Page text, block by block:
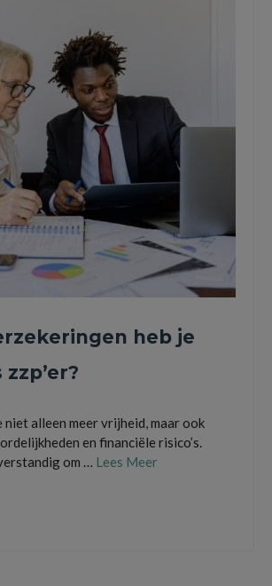
heb je
niet alleen meer vrijheid, maar ook
en financiële risico’s.
om … Lees Meer